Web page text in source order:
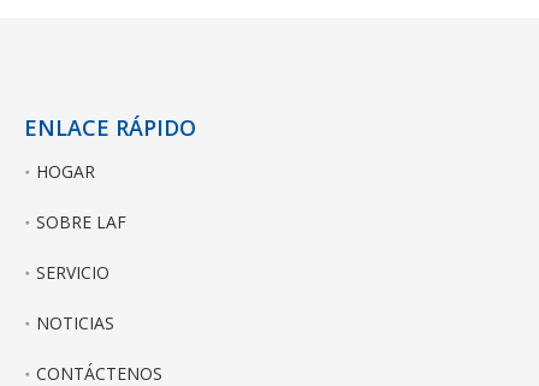
ENLACE RÁPIDO
HOGAR
SOBRE LAF
SERVICIO
NOTICIAS
CONTÁCTENOS